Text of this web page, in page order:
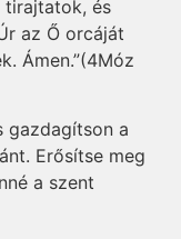
tirajtatok, és
az Ő orcáját
Ámen.”(4Móz
gazdagítson a
Erősítse meg
a szent